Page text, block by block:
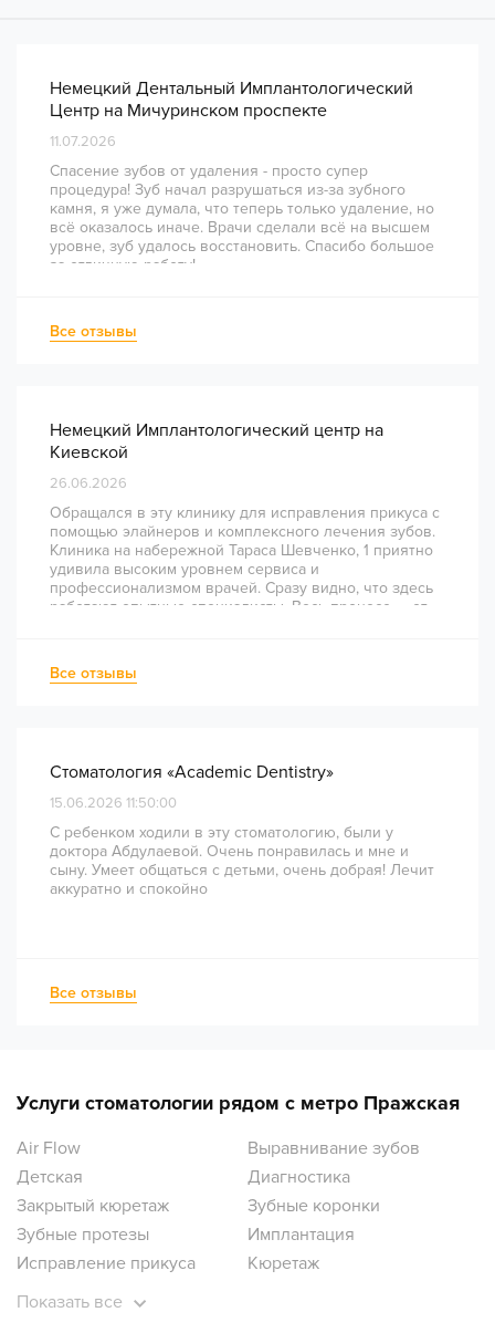
Немецкий Дентальный Имплантологический
Центр на Мичуринском проспекте
11.07.2026
Спасение зубов от удаления - просто супер
процедура! Зуб начал разрушаться из-за зубного
камня, я уже думала, что теперь только удаление, но
всё оказалось иначе. Врачи сделали всё на высшем
уровне, зуб удалось восстановить. Спасибо большое
за отличную работу!
Все отзывы
Немецкий Имплантологический центр на
Киевской
26.06.2026
Обращался в эту клинику для исправления прикуса с
помощью элайнеров и комплексного лечения зубов.
Клиника на набережной Тараса Шевченко, 1 приятно
удивила высоким уровнем сервиса и
профессионализмом врачей. Сразу видно, что здесь
работают опытные специалисты. Весь процесс — от
непростое перелечивание каналов прошло
комфортно и безболезненно. Рекомендую всем, кто
Все отзывы
Стоматология «Academic Dentistry»
15.06.2026 11:50:00
С ребенком ходили в эту стоматологию, были у
доктора Абдулаевой. Очень понравилась и мне и
сыну. Умеет общаться с детьми, очень добрая! Лечит
аккуратно и спокойно
Все отзывы
Услуги стоматологии рядом с метро Пражская
Air Flow
Выравнивание зубов
Детская
Диагностика
Закрытый кюретаж
Зубные коронки
Зубные протезы
Имплантация
Исправление прикуса
Кюретаж
Лечение десен
Показать все